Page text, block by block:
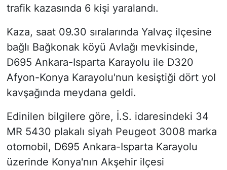
trafik kazasında 6 kişi yaralandı.
Kaza, saat 09.30 sıralarında Yalvaç ilçesine
bağlı Bağkonak köyü Avlağı mevkisinde,
D695 Ankara-Isparta Karayolu ile D320
Afyon-Konya Karayolu'nun kesiştiği dört yol
kavşağında meydana geldi.
Edinilen bilgilere göre, İ.S. idaresindeki 34
MR 5430 plakalı siyah Peugeot 3008 marka
otomobil, D695 Ankara-Isparta Karayolu
üzerinde Konya'nın Akşehir ilçesi